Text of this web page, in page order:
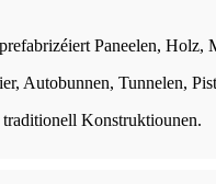
Paneelen, Holz,
Autobunnen, Tunnelen,
Konstruktiounen.